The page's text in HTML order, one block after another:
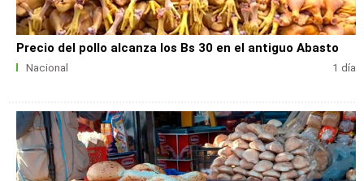
Precio del pollo alcanza los Bs 30 en el antiguo Abasto
Nacional 1 día